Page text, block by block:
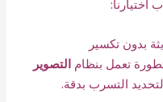
اختيارنا:
تعمل بنظام التصوير
لتحديد التسرب بدقة.